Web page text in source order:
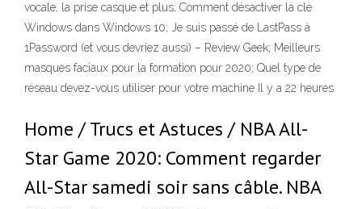
vocale, la prise casque et plus; Comment désactiver la clé
Windows dans Windows 10; Je suis passé de LastPass à
1Password (et vous devriez aussi) – Review Geek; Meilleurs
masques faciaux pour la formation pour 2020; Quel type de
réseau devez-vous utiliser pour votre machine Il y a 22 heures
Home / Trucs et Astuces / NBA All-
Star Game 2020: Comment regarder
All-Star samedi soir sans câble. NBA